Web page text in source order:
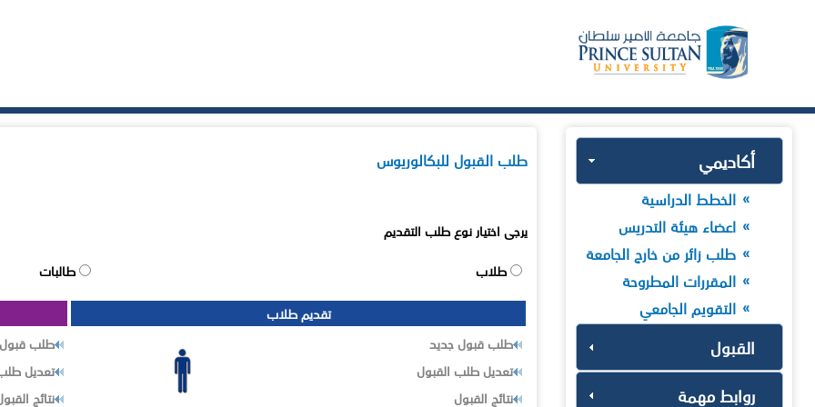
أكاديمي
الخطط الدراسية
اعضاء هيئة التدريس
طلب زائر من خارج الجامعة
المقررات المطروحة
التقويم الجامعي
القبول
روابط مهمة
طلب القبول للبكالوريوس
يرجى اختيار نوع طلب التقديم
طلاب
طالبات
تقديم طلاب
طلب قبول جديد
تعديل طلب القبول
نتائج القبول
طلب
تعديل
نتائج